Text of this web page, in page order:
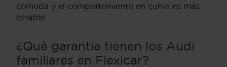
cómoda y el comportamiento en curva es más
estable.
¿Qué garantía tienen los Audi
familiares en Flexicar?